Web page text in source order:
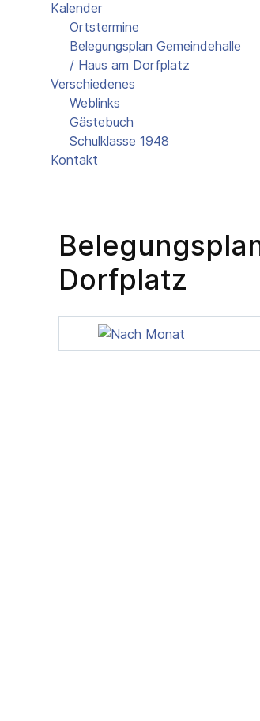
Kalender
Ortstermine
Belegungsplan Gemeindehalle
/ Haus am Dorfplatz
Verschiedenes
Weblinks
Gästebuch
Schulklasse 1948
Kontakt
Dorfplatz